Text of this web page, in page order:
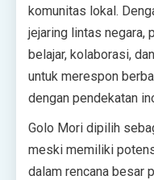
komunitas lokal.
jejaring lintas negara,
belajar, kolaborasi,
untuk merespon
dengan pendekatan
Golo Mori dipilih
meski memiliki
dalam rencana besar